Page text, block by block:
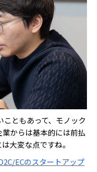
こともあって、モノック
からは基本的には前払
大変な点ですね。
ECのスタートアップ